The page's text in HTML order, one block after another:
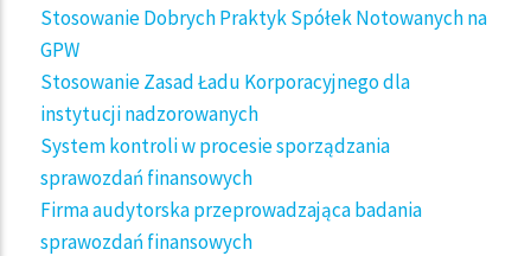
Stosowanie Dobrych Praktyk Spółek Notowanych na
GPW
Stosowanie Zasad Ładu Korporacyjnego dla
instytucji nadzorowanych
System kontroli w procesie sporządzania
sprawozdań finansowych
Firma audytorska przeprowadzająca badania
sprawozdań finansowych